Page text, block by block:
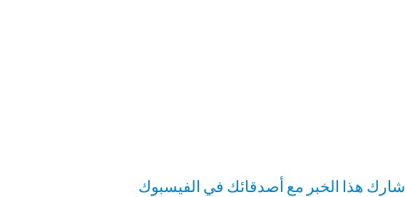
شارك هذا الخبر مع أصدقائك في الفيسبوك